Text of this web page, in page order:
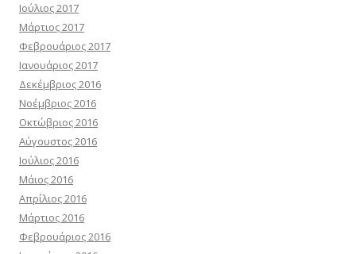
Ιούλιος 2017
Μάρτιος 2017
Φεβρουάριος 2017
Ιανουάριος 2017
Δεκέμβριος 2016
Νοέμβριος 2016
Οκτώβριος 2016
Αύγουστος 2016
Ιούλιος 2016
Μάιος 2016
Απρίλιος 2016
Μάρτιος 2016
Φεβρουάριος 2016